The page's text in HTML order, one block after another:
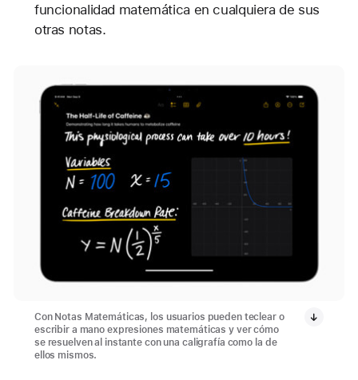
funcionalidad matemática en cualquiera de sus
otras notas.
Con Notas Matemáticas, los usuarios pueden teclear o
escribir a mano expresiones matemáticas y ver cómo
se resuelven al instante con una caligrafía como la de
ellos mismos.